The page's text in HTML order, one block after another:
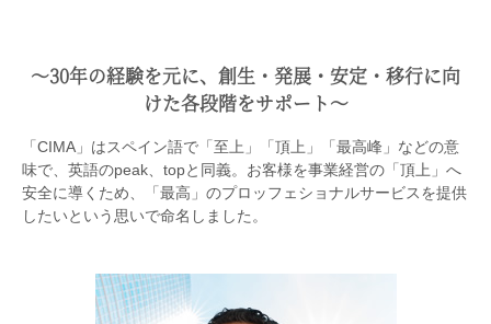
〜30年の経験を元に、創生・発展・安定・移行に向
けた各段階をサポート〜
「CIMA」はスペイン語で「至上」「頂上」「最高峰」などの意
味で、英語のpeak、topと同義。お客様を事業経営の「頂上」へ
安全に導くため、「最高」のプロッフェショナルサービスを提供
したいという思いで命名しました。